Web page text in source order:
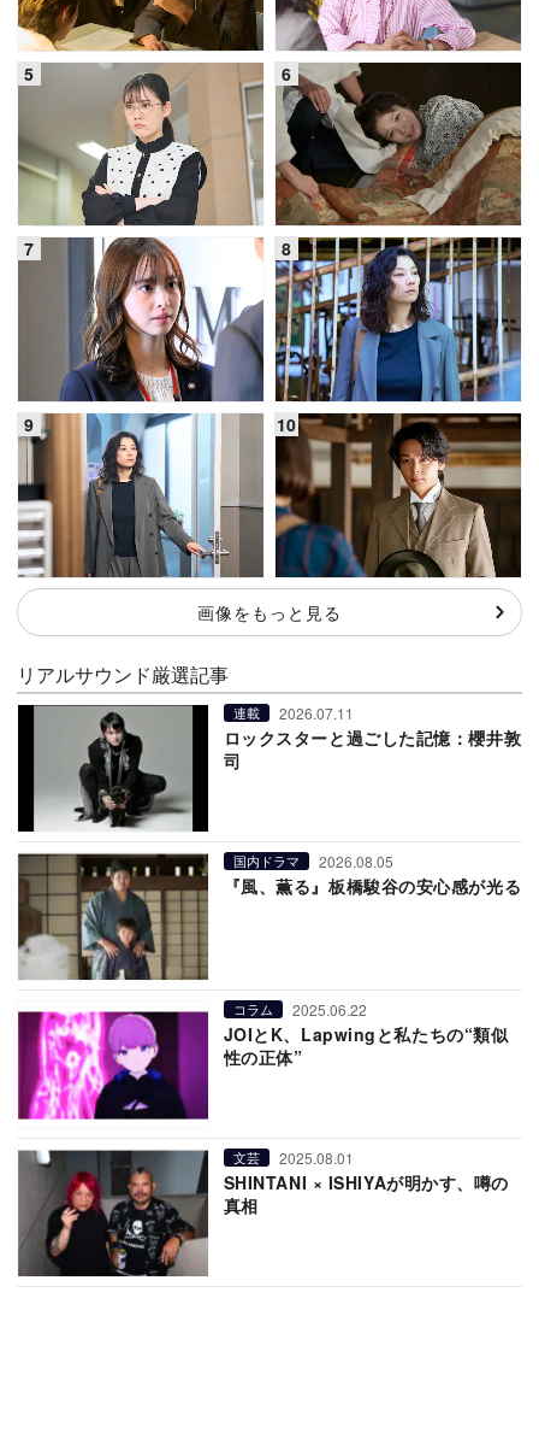
画像をもっと見る
リアルサウンド厳選記事
連載 2026.07.11
ロックスターと過ごした記憶：櫻井敦
司
国内ドラマ 2026.08.05
『風、薫る』板橋駿谷の安心感が光る
コラム 2025.06.22
JOIとK、Lapwingと私たちの“類似
性の正体”
文芸 2025.08.01
SHINTANI × ISHIYAが明かす、噂の
真相